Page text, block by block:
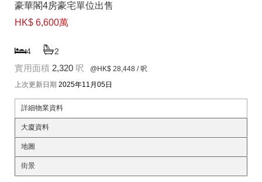
豪華閣4房豪宅單位出售
HK$ 6,600萬
4 2
實用面積 2,320 呎 @HK$ 28,448 / 呎
上次更新日期 2025年11月05日
詳細物業資料
大廈資料
地圖
街景